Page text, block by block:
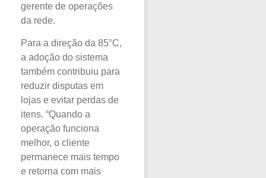
gerente de operações
da rede.
Para a direção da 85°C,
a adoção do sistema
também contribuiu para
reduzir disputas em
lojas e evitar perdas de
itens. “Quando a
operação funciona
melhor, o cliente
permanece mais tempo
e retorna com mais